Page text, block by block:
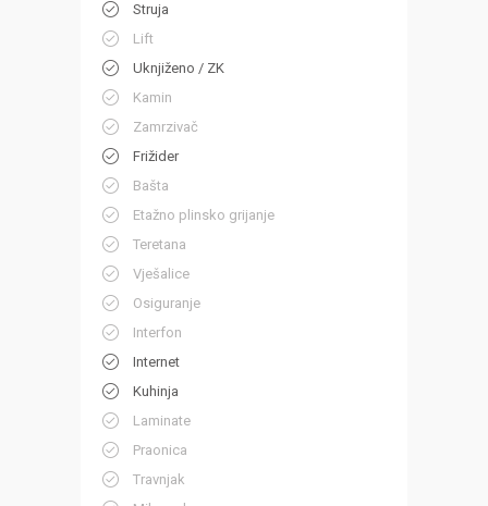
Struja
Lift
Uknjiženo / ZK
Kamin
Zamrzivač
Frižider
Bašta
Etažno plinsko grijanje
Teretana
Vješalice
Osiguranje
Interfon
Internet
Kuhinja
Laminate
Praonica
Travnjak